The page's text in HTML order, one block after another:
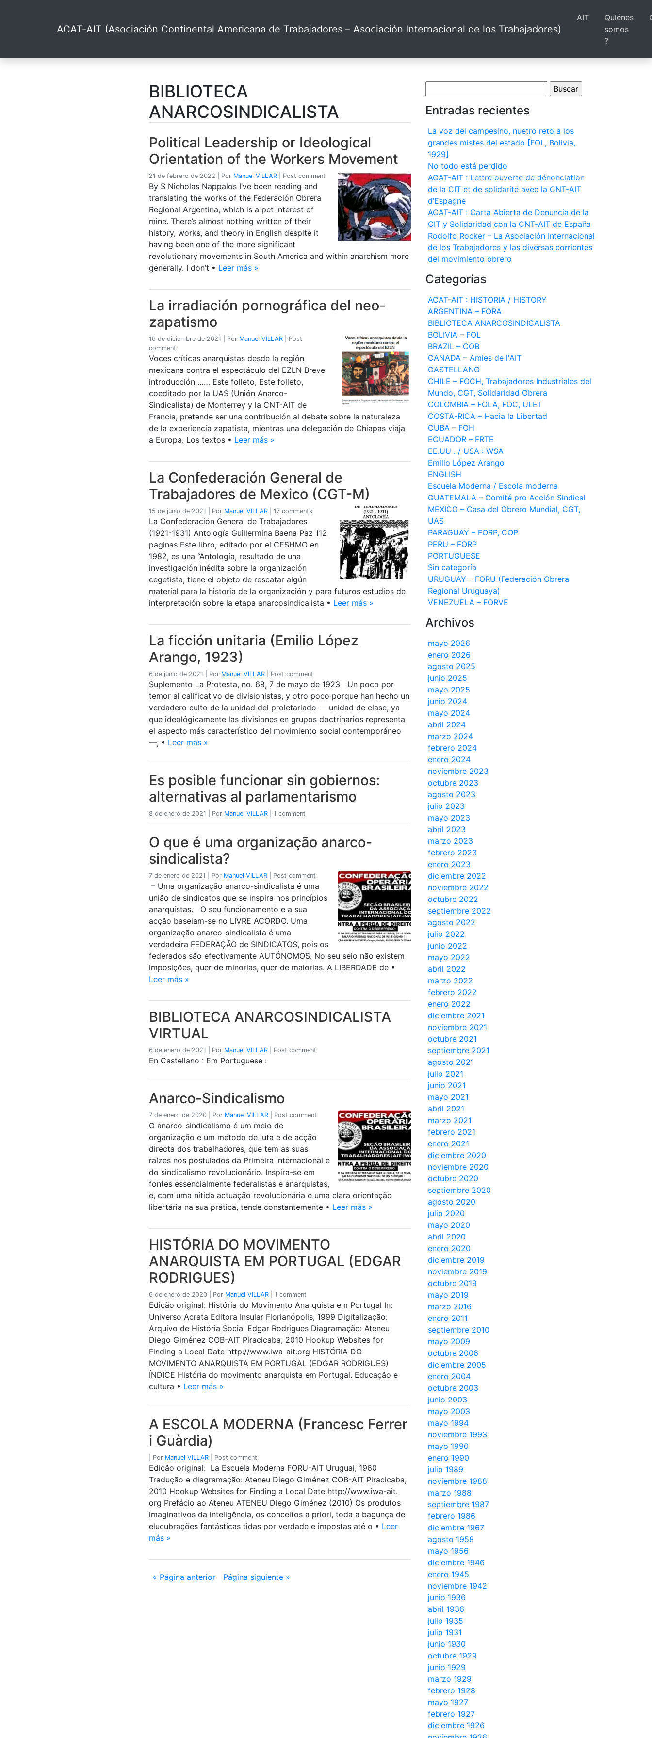
ACAT-AIT (Asociación Continental Americana de Trabajadores – Asociación Internacional de los Trabajadores)
AIT
Quiénes
somos
?
BIBLIOTECA
ANARCOSINDICALISTA
Political Leadership or Ideological
Orientation of the Workers Movement
21 de febrero de 2022 Por Manuel VILLAR Post comment
By S Nicholas Nappalos I’ve been reading and
translating the works of the Federación Obrera
Regional Argentina, which is a pet interest of
mine. There’s almost nothing written of their
history, works, and theory in English despite it
having been one of the more significant
revolutionary movements in South America and within anarchism more
generally. I don’t • Leer más »
La irradiación pornográfica del neo-
zapatismo
16 de diciembre de 2021 Por Manuel VILLAR
Post
comment
Voces críticas anarquistas desde la región
mexicana contra el espectáculo del EZLN Breve
introducción …… Este folleto, Este folleto,
coeditado por la UAS (Unión Anarco-
Sindicalista) de Monterrey y la CNT-AIT de
Francia, pretende ser una contribución al debate sobre la naturaleza
de la experiencia zapatista, mientras una delegación de Chiapas viaja
a Europa. Los textos • Leer más »
La Confederación General de
Trabajadores de Mexico (CGT-M)
15 de junio de 2021 Por Manuel VILLAR 17 comments
La Confederación General de Trabajadores
(1921-1931) Antología Guillermina Baena Paz 112
paginas Este libro, editado por el CESHMO en
1982, es una “Antología, resultado de una
investigación inédita sobre la organización
cegetista, tiene el objeto de rescatar algún
material para la historia de la organización y para futuros estudios de
interpretación sobre la etapa anarcosindicalista • Leer más »
La ficción unitaria (Emilio López
Arango, 1923)
6 de junio de 2021 Por Manuel VILLAR Post comment
Suplemento La Protesta, no. 68, 7 de mayo de 1923 Un poco por
temor al calificativo de divisionistas, y otro poco porque han hecho un
verdadero culto de la unidad del proletariado — unidad de clase, ya
que ideológicamente las divisiones en grupos doctrinarios representa
el aspecto más característico del movimiento social contemporáneo
—, • Leer más »
Es posible funcionar sin gobiernos:
alternativas al parlamentarismo
8 de enero de 2021 Por Manuel VILLAR 1 comment
O que é uma organização anarco-
sindicalista?
7 de enero de 2021 Por Manuel VILLAR Post comment
– Uma organização anarco-sindicalista é uma
união de sindicatos que se inspira nos princípios
anarquistas. O seu funcionamento e a sua
acção baseiam-se no LIVRE ACORDO. Uma
organização anarco-sindicalista é uma
verdadeira FEDERAÇÃO de SINDICATOS, pois os
federados são efectivamente AUTÓNOMOS. No seu seio não existem
imposições, quer de minorias, quer de maiorias. A LIBERDADE de •
Leer más »
BIBLIOTECA ANARCOSINDICALISTA
VIRTUAL
6 de enero de 2021 Por Manuel VILLAR Post comment
En Castellano : Em Portuguese :
Anarco-Sindicalismo
7 de enero de 2020 Por Manuel VILLAR Post comment
O anarco-sindicalismo é um meio de
organização e um método de luta e de acção
directa dos trabalhadores, que tem as suas
raízes nos postulados da Primeira Internacional e
do sindicalismo revolucionário. Inspira-se em
fontes essencialmente federalistas e anarquistas,
e, com uma nítida actuação revolucionária e uma clara orientação
libertária na sua prática, tende constantemente • Leer más »
HISTÓRIA DO MOVIMENTO
ANARQUISTA EM PORTUGAL (EDGAR
RODRIGUES)
6 de enero de 2020 Por Manuel VILLAR 1 comment
Edição original: História do Movimento Anarquista em Portugal In:
Universo Acrata Editora Insular Florianópolis, 1999 Digitalização:
Arquivo de História Social Edgar Rodrigues Diagramação: Ateneu
Diego Giménez COB-AIT Piracicaba, 2010 Hookup Websites for
Finding a Local Date http://www.iwa-ait.org HISTÓRIA DO
MOVIMENTO ANARQUISTA EM PORTUGAL (EDGAR RODRIGUES)
ÍNDICE História do movimento anarquista em Portugal. Educação e
cultura • Leer más »
A ESCOLA MODERNA (Francesc Ferrer
i Guàrdia)
Por Manuel VILLAR Post comment
Edição original: La Escuela Moderna FORU-AIT Uruguai, 1960
Tradução e diagramação: Ateneu Diego Giménez COB-AIT Piracicaba,
2010 Hookup Websites for Finding a Local Date http://www.iwa-ait.
org Prefácio ao Ateneu ATENEU Diego Giménez (2010) Os produtos
imaginativos da inteligência, os conceitos a priori, toda a bagunça de
elucubrações fantásticas tidas por verdade e impostas até o • Leer
más »
« Página anterior Página siguiente »
Entradas recientes
La voz del campesino, nuetro reto a los
grandes mistes del estado [FOL, Bolivia,
1929]
No todo está perdido
ACAT-AIT : Lettre ouverte de dénonciation
de la CIT et de solidarité avec la CNT-AIT
d’Espagne
ACAT-AIT : Carta Abierta de Denuncia de la
CIT y Solidaridad con la CNT-AIT de España
Rodolfo Rocker – La Asociación Internacional
de los Trabajadores y las diversas corrientes
del movimiento obrero
Categorías
ACAT-AIT : HISTORIA / HISTORY
ARGENTINA – FORA
BIBLIOTECA ANARCOSINDICALISTA
BOLIVIA – FOL
BRAZIL – COB
CANADA – Amies de l'AIT
CASTELLANO
CHILE – FOCH, Trabajadores Industriales del
Mundo, CGT, Solidaridad Obrera
COLOMBIA – FOLA, FOC, ULET
COSTA-RICA – Hacia la Libertad
CUBA – FOH
ECUADOR – FRTE
EE.UU . / USA : WSA
Emilio López Arango
ENGLISH
Escuela Moderna / Escola moderna
GUATEMALA – Comité pro Acción Sindical
MEXICO – Casa del Obrero Mundial, CGT,
UAS
PARAGUAY – FORP, COP
PERU – FORP
PORTUGUESE
Sin categoría
URUGUAY – FORU (Federación Obrera
Regional Uruguaya)
VENEZUELA – FORVE
Archivos
mayo 2026
enero 2026
agosto 2025
junio 2025
mayo 2025
junio 2024
mayo 2024
abril 2024
marzo 2024
febrero 2024
enero 2024
noviembre 2023
octubre 2023
agosto 2023
julio 2023
mayo 2023
abril 2023
marzo 2023
febrero 2023
enero 2023
diciembre 2022
noviembre 2022
octubre 2022
septiembre 2022
agosto 2022
julio 2022
junio 2022
mayo 2022
abril 2022
marzo 2022
febrero 2022
enero 2022
diciembre 2021
noviembre 2021
octubre 2021
septiembre 2021
agosto 2021
julio 2021
junio 2021
mayo 2021
abril 2021
marzo 2021
febrero 2021
enero 2021
diciembre 2020
noviembre 2020
octubre 2020
septiembre 2020
agosto 2020
julio 2020
mayo 2020
abril 2020
enero 2020
diciembre 2019
noviembre 2019
octubre 2019
mayo 2019
marzo 2016
enero 2011
septiembre 2010
mayo 2009
octubre 2006
diciembre 2005
enero 2004
octubre 2003
junio 2003
mayo 2003
mayo 1994
noviembre 1993
mayo 1990
enero 1990
julio 1989
noviembre 1988
marzo 1988
septiembre 1987
febrero 1986
diciembre 1967
agosto 1958
mayo 1956
diciembre 1946
enero 1945
noviembre 1942
junio 1936
abril 1936
julio 1935
julio 1931
junio 1930
octubre 1929
junio 1929
marzo 1929
febrero 1928
mayo 1927
febrero 1927
diciembre 1926